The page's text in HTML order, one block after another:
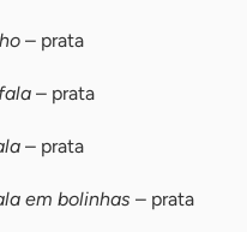
– prata
– prata
– prata
em bolinhas – prata